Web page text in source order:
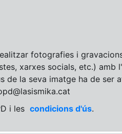
fotografies i
xarxes socials, etc.)
la seva imatge ha de ser
i les condicions d'ús.